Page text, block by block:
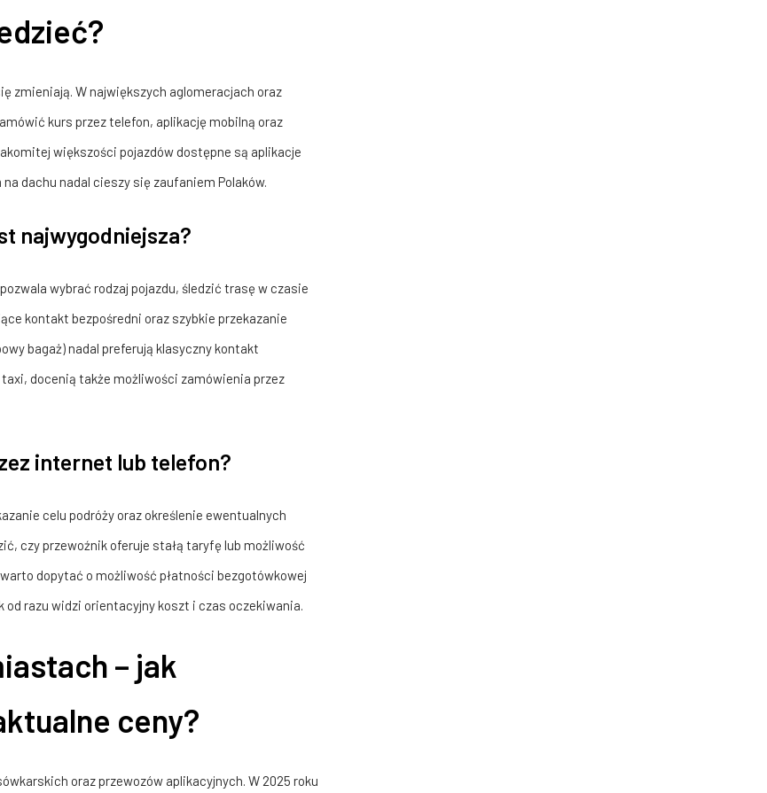
zmieniają. W największych aglomeracjach oraz
kurs przez telefon, aplikację mobilną oraz
większości pojazdów dostępne są aplikacje
na dachu nadal cieszy się zaufaniem Polaków.
najwygodniejsza?
wybrać rodzaj pojazdu, śledzić trasę w czasie
kontakt bezpośredni oraz szybkie przekazanie
bagaż) nadal preferują klasyczny kontakt
docenią także możliwości zamówienia przez
internet lub telefon?
celu podróży oraz określenie ewentualnych
czy przewoźnik oferuje stałą taryfę lub możliwość
dopytać o możliwość płatności bezgotówkowej
razu widzi orientacyjny koszt i czas oczekiwania.
– jak
ceny?
oraz przewozów aplikacyjnych. W 2025 roku